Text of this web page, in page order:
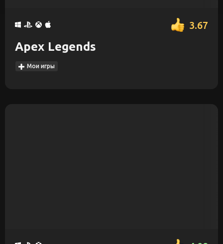
3.67
Apex Legends
Мои игры